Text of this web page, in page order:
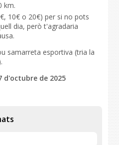
km.
10€ o 20€) per si no pots
dia, però t'agradaria
samarreta esportiva (tria la
de 2025